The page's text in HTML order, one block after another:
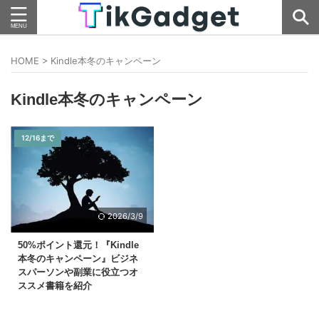
HOME > Kindle本冬のキャンペーン
Kindle本冬のキャンペーン
12/16まで
2026/3/9
50%ポイント還元！『Kindle
本冬のキャンペーン』ビジネ
スパーソンや副業に役立つオ
ススメ書籍を紹介